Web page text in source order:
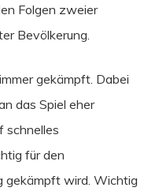
Folgen zweier
Bevölkerung.
gekämpft. Dabei
das Spiel eher
schnelles
für den
gekämpft wird. Wichtig